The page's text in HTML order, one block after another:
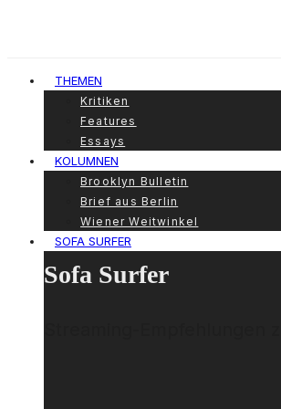
THEMEN
Kritiken
Features
Essays
KOLUMNEN
Brooklyn Bulletin
Brief aus Berlin
Wiener Weitwinkel
SOFA SURFER
Sofa Surfer